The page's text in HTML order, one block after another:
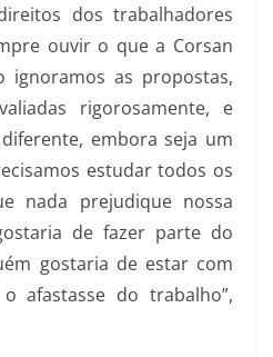
dos trabalhadores
ouvir o que a Corsan
as propostas,
rigorosamente, e
embora seja um
estudar todos os
nada prejudique nossa
de fazer parte do
gostaria de estar com
afastasse do trabalho”,